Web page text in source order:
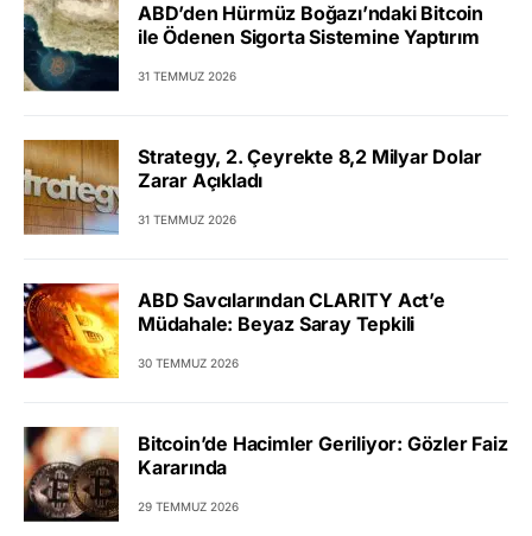
ABD’den Hürmüz Boğazı’ndaki Bitcoin
ile Ödenen Sigorta Sistemine Yaptırım
31 TEMMUZ 2026
Strategy, 2. Çeyrekte 8,2 Milyar Dolar
Zarar Açıkladı
31 TEMMUZ 2026
ABD Savcılarından CLARITY Act’e
Müdahale: Beyaz Saray Tepkili
30 TEMMUZ 2026
Bitcoin’de Hacimler Geriliyor: Gözler Faiz
Kararında
29 TEMMUZ 2026